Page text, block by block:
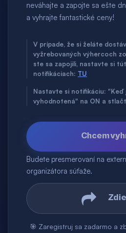
neváhajte a zapojte sa ešte
a vyhrajte fantastické ceny!
V prípade, že si želáte
vyžrebovaných výhercoch
ste sa zapojili, nastavte si
notifikáciach: TU
Nastavte si notifikáciu: "Keď
vyhodnotená" na ON a
Chcem
Budete presmerovaní na
organizátora súťaže.
🎯 Zaregistruj sa zadarmo a